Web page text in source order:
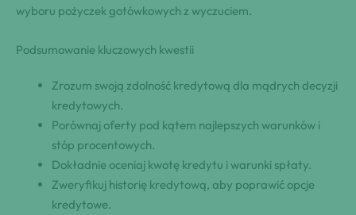
wyboru pożyczek gotówkowych z wyczuciem.
Podsumowanie kluczowych kwestii
Zrozum swoją zdolność kredytową dla mądrych decyzji
kredytowych.
Porównaj oferty pod kątem najlepszych warunków i
stóp procentowych.
Dokładnie oceniaj kwotę kredytu i warunki spłaty.
Zweryfikuj historię kredytową, aby poprawić opcje
kredytowe.